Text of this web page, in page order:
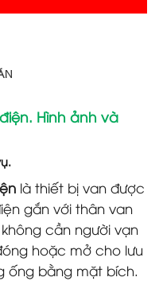
Hình ảnh và
là thiết bị van được
gắn với thân van
cần người vạn
hoặc mở cho lưu
ống bằng mặt bích.